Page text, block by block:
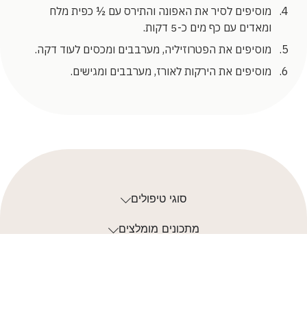
מוסיפים לסיר את האפונה והתירס עם ½ כפית מלח
ומאדים עם כף מים כ-5 דקות.
מוסיפים את הפטרוזיליה, מערבבים ומכסים לעוד דקה.
מוסיפים את הירקות לאורז, מערבבים ומגישים.
סוגי טיפולים
מתכונים מומלצים